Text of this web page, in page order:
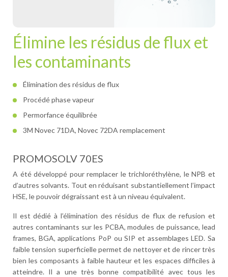
Élimine les résidus de flux et
les contaminants
Élimination des résidus de flux
Procédé phase vapeur
Permorfance équilibrée
3M Novec 71DA, Novec 72DA remplacement
PROMOSOLV 70ES
A été développé pour remplacer le trichloréthylène, le NPB et
d’autres solvants. Tout en réduisant substantiellement l’impact
HSE, le pouvoir dégraissant est à un niveau équivalent.
Il est dédié à l’élimination des résidus de flux de refusion et
autres contaminants sur les PCBA, modules de puissance, lead
frames, BGA, applications PoP ou SIP et assemblages LED. Sa
faible tension superficielle permet de nettoyer et de rincer très
bien les composants à faible hauteur et les espaces difficiles à
atteindre. Il a une très bonne compatibilité avec tous les